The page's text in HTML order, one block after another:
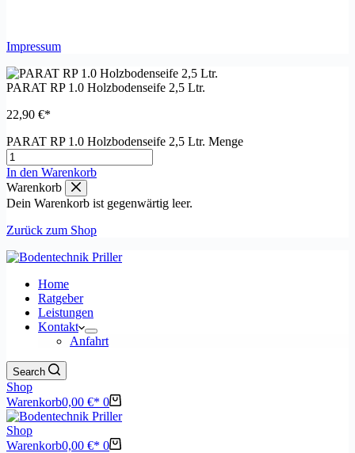
Impressum
PARAT RP 1.0 Holzbodenseife 2,5 Ltr.
22,90 €
PARAT RP 1.0 Holzbodenseife 2,5 Ltr. Menge
In den Warenkorb
Warenkorb
Dein Warenkorb ist gegenwärtig leer.
Zurück zum Shop
Home
Ratgeber
Leistungen
Kontakt
Anfahrt
Search
Shop
Warenkorb0,00 € 0
Shop
Warenkorb0,00 € 0